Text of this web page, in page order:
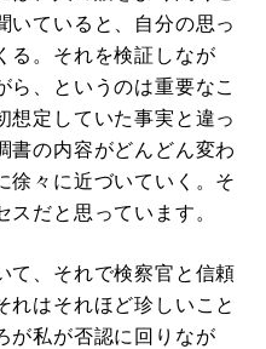
いていると、自分の思っ
る。それを検証しなが
ら、というのは重要なこ
想定していた事実と違っ
書の内容がどんどん変わ
徐々に近づいていく。そ
だと思っています。
て、それで検察官と信頼
れはそれほど珍しいこと
が私が否認に回りなが